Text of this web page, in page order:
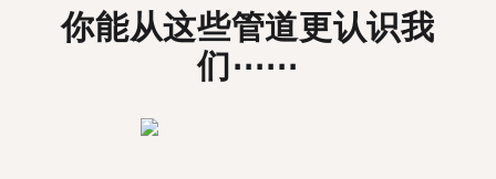
你能从这些管道更认识我
们⋯⋯